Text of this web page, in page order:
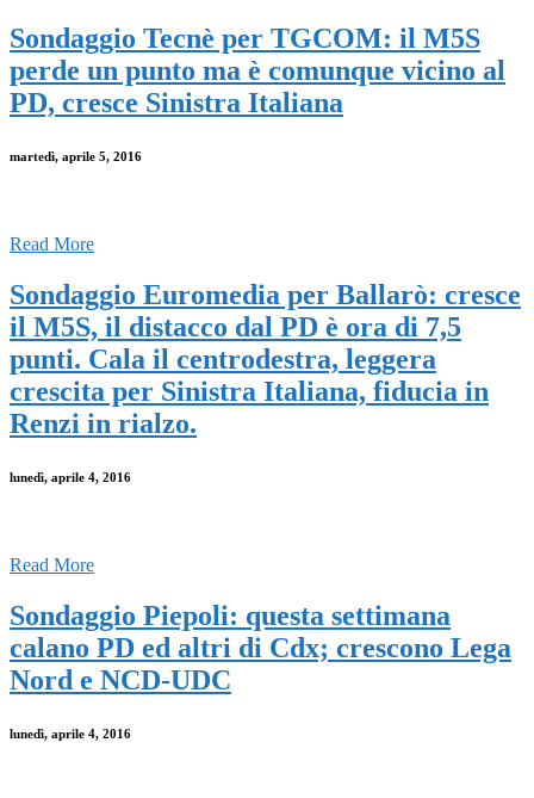
Sondaggio Tecnè per TGCOM: il M5S
perde un punto ma è comunque vicino al
PD, cresce Sinistra Italiana
martedì, aprile 5, 2016
Read More
Sondaggio Euromedia per Ballarò: cresce
il M5S, il distacco dal PD è ora di 7,5
punti. Cala il centrodestra, leggera
crescita per Sinistra Italiana, fiducia in
Renzi in rialzo.
lunedì, aprile 4, 2016
Read More
Sondaggio Piepoli: questa settimana
calano PD ed altri di Cdx; crescono Lega
Nord e NCD-UDC
lunedì, aprile 4, 2016